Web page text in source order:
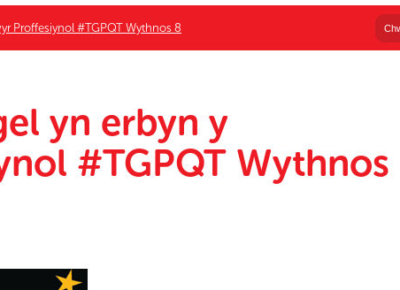
Proffesiynol #TGPQT Wythnos 8
yn erbyn y
#TGPQT Wythnos